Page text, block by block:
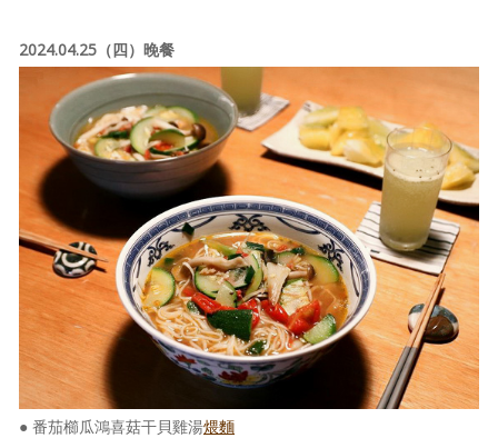
2024.04.25（四）晚餐
● 番茄櫛瓜鴻喜菇干貝雞湯煨麵